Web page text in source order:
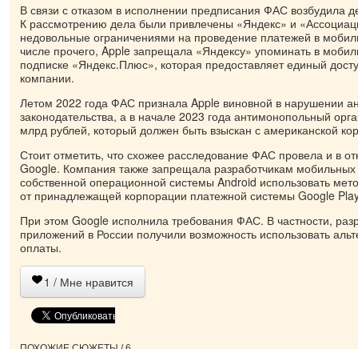
В связи с отказом в исполнении предписания ФАС возбудила
К рассмотрению дела были привлечены «Яндекс» и
недовольные ограничениями на проведение платежей в
числе прочего, Apple запрещала «Яндексу» упоминать в
подписке «Яндекс.Плюс», которая предоставляет единый
компании.
Летом 2022 года ФАС признала Apple виновной в нарушении
законодательства, а в начале 2023 года антимонопольный
млрд рублей, который должен быть взыскан с американской
Стоит отметить, что схожее расследование ФАС провела и в
Google. Компания также запрещала разработчикам
собственной операционной системы Android использовать
от принадлежащей корпорации платежной системы Google
При этом Google исполнила требования ФАС. В частности,
приложений в России получили возможность использовать
оплаты.
1 / Мне нравится